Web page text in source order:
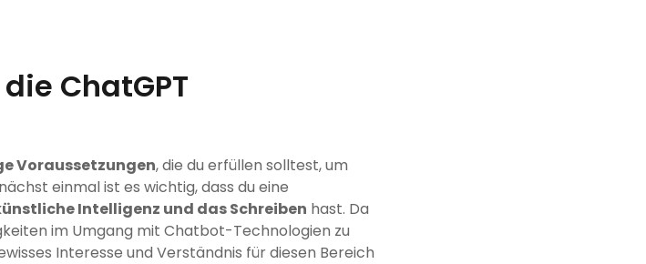
ChatGPT
Voraussetzungen, die du erfüllen solltest, um
einmal ist es wichtig, dass du eine
Intelligenz und das Schreiben hast. Da
im Umgang mit Chatbot-Technologien zu
Interesse und Verständnis für diesen Bereich